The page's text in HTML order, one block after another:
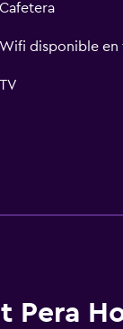
Cafetera
Wifi disponible en
TV
Pera